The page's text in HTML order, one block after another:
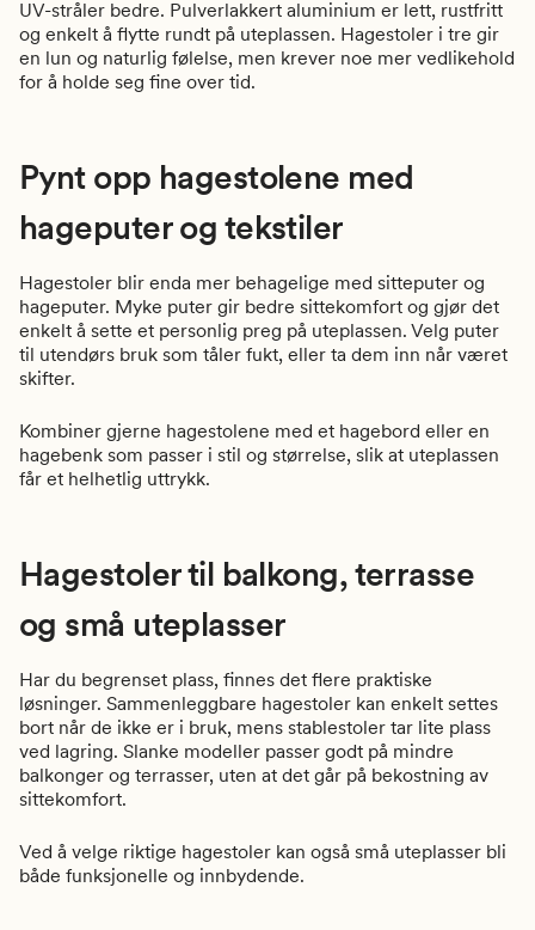
UV-stråler bedre. Pulverlakkert aluminium er lett, rustfritt
og enkelt å flytte rundt på uteplassen. Hagestoler i tre gir
en lun og naturlig følelse, men krever noe mer vedlikehold
for å holde seg fine over tid.
Pynt opp hagestolene med
hageputer og tekstiler
Hagestoler blir enda mer behagelige med sitteputer og
hageputer. Myke puter gir bedre sittekomfort og gjør det
enkelt å sette et personlig preg på uteplassen. Velg puter
til utendørs bruk som tåler fukt, eller ta dem inn når været
skifter.
Kombiner gjerne hagestolene med et hagebord eller en
hagebenk som passer i stil og størrelse, slik at uteplassen
får et helhetlig uttrykk.
Hagestoler til balkong, terrasse
og små uteplasser
Har du begrenset plass, finnes det flere praktiske
løsninger. Sammenleggbare hagestoler kan enkelt settes
bort når de ikke er i bruk, mens stablestoler tar lite plass
ved lagring. Slanke modeller passer godt på mindre
balkonger og terrasser, uten at det går på bekostning av
sittekomfort.
Ved å velge riktige hagestoler kan også små uteplasser bli
både funksjonelle og innbydende.